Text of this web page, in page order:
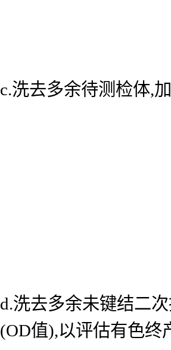
c.洗去多余待测检体,
d.洗去多余未键结二
(OD值),以评估有色终